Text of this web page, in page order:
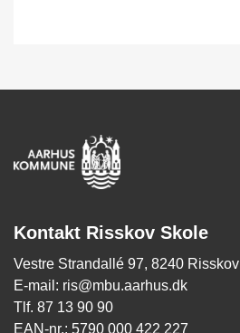
Kontakt Risskov Skole
Vestre Strandallé 97, 8240 Risskov
E-mail: ris@mbu.aarhus.dk
Tlf. 87 13 90 90
EAN-nr.: 5790 000 422 227